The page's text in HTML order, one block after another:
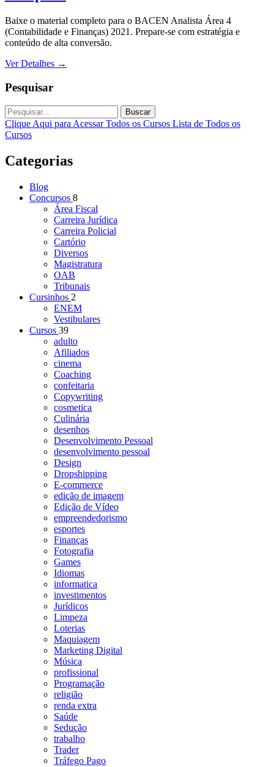
Baixe o material completo para o BACEN Analista Área 4
(Contabilidade e Finanças) 2021. Prepare-se com estratégia e
conteúdo de alta conversão.
Ver Detalhes →
Pesquisar
Buscar
Clique Aqui para Acessar Todos os Cursos Lista de Todos os
Cursos
Categorias
Blog
Concursos 8
Área Fiscal
Carreira Jurídica
Carreira Policial
Cartório
Diversos
Magistratura
OAB
Tribunais
Cursinhos 2
ENEM
Vestibulares
Cursos 39
adulto
Afiliados
cinema
Coaching
confeitaria
Copywriting
cosmetica
Culinária
desenhos
Desenvolvimento Pessoal
desenvolvimento pessoal
Design
Dropshipping
E-commerce
edição de imagem
Edição de Vídeo
empreendedorismo
esportes
Finanças
Fotografia
Games
Idiomas
informatica
investimentos
Jurídicos
Limpeza
Loterias
Maquiagem
Marketing Digital
Música
profissional
Programação
religião
renda extra
Saúde
Sedução
trabalho
Trader
Tráfego Pago